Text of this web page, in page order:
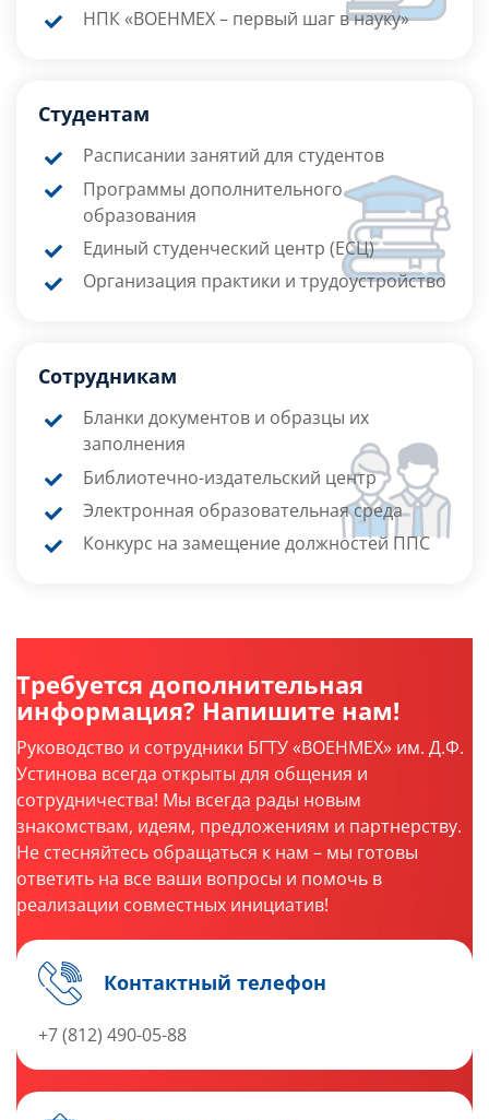
НПК «ВОЕНМЕХ – первый шаг в науку»
Студентам
Расписании занятий для студентов
Программы дополнительного
образования
Единый студенческий центр (ЕСЦ)
Организация практики и трудоустройство
Сотрудникам
Бланки документов и образцы их
заполнения
Библиотечно-издательский центр
Электронная образовательная среда
Конкурс на замещение должностей ППС
Требуется дополнительная
информация? Напишите нам!
Руководство и сотрудники БГТУ «ВОЕНМЕХ» им. Д.Ф.
Устинова всегда открыты для общения и
сотрудничества! Мы всегда рады новым
знакомствам, идеям, предложениям и партнерству.
Не стесняйтесь обращаться к нам – мы готовы
ответить на все ваши вопросы и помочь в
реализации совместных инициатив!
Контактный телефон
+7 (812) 490-05-88